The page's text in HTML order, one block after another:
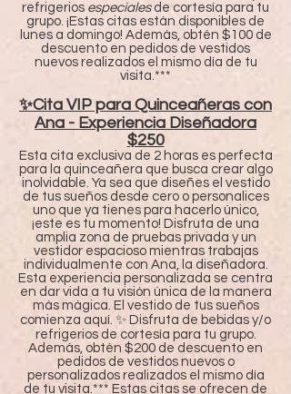
refrigerios especiales de cortesía para tu
grupo. ¡Estas citas están disponibles de
lunes a domingo! Además, obtén $100 de
descuento en pedidos de vestidos
nuevos realizados el mismo día de tu
visita.***
✨Cita VIP para Quinceañeras con
Ana - Experiencia Diseñadora
$250
Esta cita exclusiva de 2 horas es perfecta
para la quinceañera que busca crear algo
inolvidable. Ya sea que diseñes el vestido
de tus sueños desde cero o personalices
uno que ya tienes para hacerlo único,
¡este es tu momento! Disfruta de una
amplia zona de pruebas privada y un
vestidor espacioso mientras trabajas
individualmente con Ana, la diseñadora.
Esta experiencia personalizada se centra
en dar vida a tu visión única de la manera
más mágica. El vestido de tus sueños
comienza aquí. ✨ Disfruta de bebidas y/o
refrigerios de cortesía para tu grupo.
Además, obtén $200 de descuento en
pedidos de vestidos nuevos o
personalizados realizados el mismo día
de tu visita.*** Estas citas se ofrecen de